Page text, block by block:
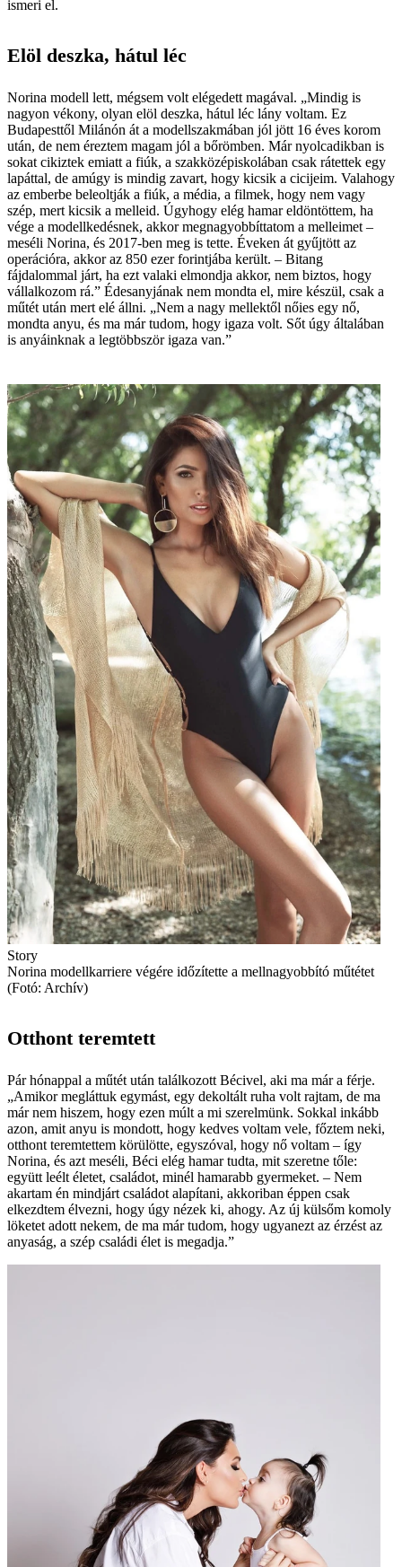
ismeri el.
Elöl deszka, hátul léc
Norina modell lett, mégsem volt elégedett magával. „Mindig is
nagyon vékony, olyan elöl deszka, hátul léc lány voltam. Ez
Budapesttől Milánón át a modellszakmában jól jött 16 éves korom
után, de nem éreztem magam jól a bőrömben. Már nyolcadikban is
sokat cikiztek emiatt a fiúk, a szakközépiskolában csak rátettek egy
lapáttal, de amúgy is mindig zavart, hogy kicsik a cicijeim. Valahogy
az emberbe beleoltják a fiúk, a média, a filmek, hogy nem vagy
szép, mert kicsik a melleid. Úgyhogy elég hamar eldöntöttem, ha
vége a modellkedésnek, akkor megnagyobbíttatom a melleimet –
meséli Norina, és 2017-ben meg is tette. Éveken át gyűjtött az
operációra, akkor az 850 ezer forintjába került. – Bitang
fájdalommal járt, ha ezt valaki elmondja akkor, nem biztos, hogy
vállalkozom rá.” Édesanyjának nem mondta el, mire készül, csak a
műtét után mert elé állni. „Nem a nagy mellektől nőies egy nő,
mondta anyu, és ma már tudom, hogy igaza volt. Sőt úgy általában
is anyáinknak a legtöbbször igaza van.”
Story
Norina modellkarriere végére időzítette a mellnagyobbító műtétet
(Fotó: Archív)
Otthont teremtett
Pár hónappal a műtét után találkozott Bécivel, aki ma már a férje.
„Amikor megláttuk egymást, egy dekoltált ruha volt rajtam, de ma
már nem hiszem, hogy ezen múlt a mi szerelmünk. Sokkal inkább
azon, amit anyu is mondott, hogy kedves voltam vele, főztem neki,
otthont teremtettem körülötte, egyszóval, hogy nő voltam – így
Norina, és azt meséli, Béci elég hamar tudta, mit szeretne tőle:
együtt leélt életet, családot, minél hamarabb gyermeket. – Nem
akartam én mindjárt családot alapítani, akkoriban éppen csak
elkezdtem élvezni, hogy úgy nézek ki, ahogy. Az új külsőm komoly
löketet adott nekem, de ma már tudom, hogy ugyanezt az érzést az
anyaság, a szép családi élet is megadja.”